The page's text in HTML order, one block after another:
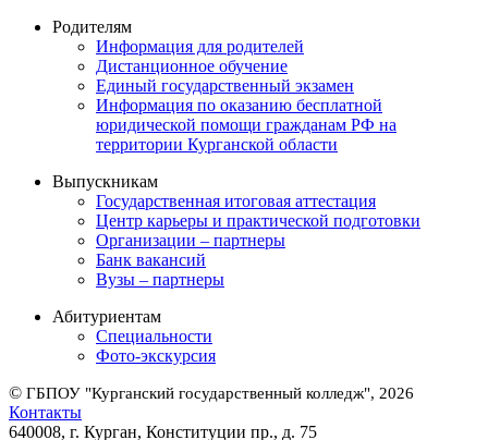
Родителям
Информация для родителей
Дистанционное обучение
Единый государственный экзамен
Информация по оказанию бесплатной
юридической помощи гражданам РФ на
территории Курганской области
Выпускникам
Государственная итоговая аттестация
Центр карьеры и практической подготовки
Организации – партнеры
Банк вакансий
Вузы – партнеры
Абитуриентам
Специальности
Фото-экскурсия
© ГБПОУ "Курганский государственный колледж", 2026
Контакты
640008, г. Курган, Конституции пр., д. 75